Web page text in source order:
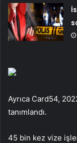
Ayrıca Card54,
tanımlandı.
45 bin kez vize